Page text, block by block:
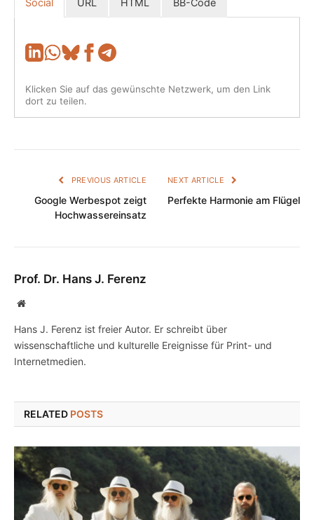
Klicken Sie auf das gewünschte Netzwerk, um den Link
dort zu teilen.
PREVIOUS ARTICLE
Google Werbespot zeigt
Hochwassereinsatz
NEXT ARTICLE
Perfekte Harmonie am Flügel
Prof. Dr. Hans J. Ferenz
Website
Hans J. Ferenz ist freier Autor. Er schreibt über
wissenschaftliche und kulturelle Ereignisse für Print- und
Internetmedien.
RELATED POSTS